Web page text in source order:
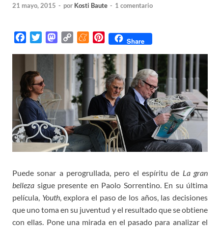
21 mayo, 2015 - por Kosti Baute - 1 comentario
e
b
o
o
k
t
e
r
M
d
o
p
y
L
i
n
k
M
m
e
P
n
t
e
r
e
s
t
Share
Puede sonar a perogrullada, pero el espíritu de La gran
belleza sigue presente en Paolo Sorrentino. En su última
película, Youth, explora el paso de los años, las decisiones
que uno toma en su juventud y el resultado que se obtiene
con ellas. Pone una mirada en el pasado para analizar el